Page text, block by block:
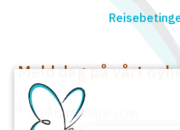
Meld deg på vårt